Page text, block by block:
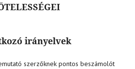
irányelvek
szerzőknek pontos beszámolót